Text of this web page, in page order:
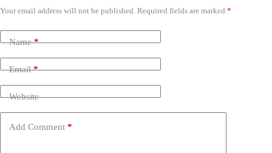
Your email address will not be published. Required fields are marked *
Name*
Email*
Website
Add Comment *